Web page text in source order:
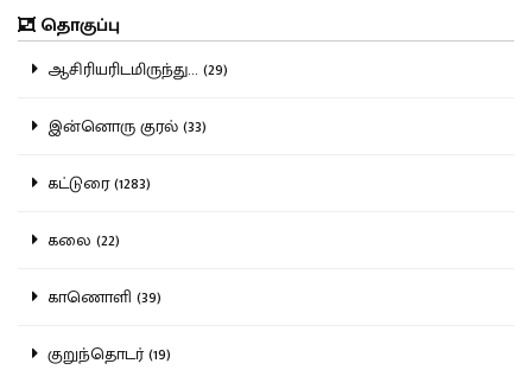
தொகுப்பு
ஆசிரியரிடமிருந்து... (29)
இன்னொரு குரல் (33)
கட்டுரை (1283)
கலை (22)
காணொளி (39)
குறுந்தொடர் (19)